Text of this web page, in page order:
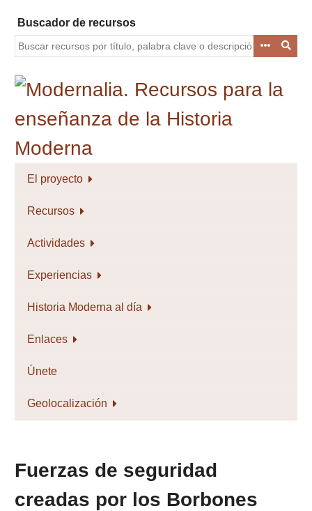
contenido
principal
Buscador de recursos
El proyecto
Recursos
Actividades
Experiencias
Historia Moderna al día
Enlaces
Únete
Geolocalización
Fuerzas de seguridad
creadas por los Borbones